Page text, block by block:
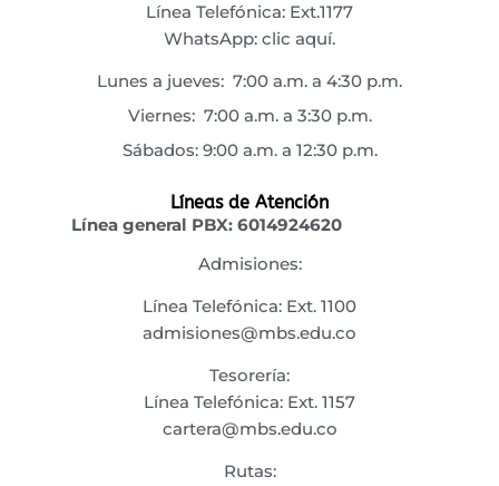
Línea Telefónica: Ext.1177
WhatsApp: clic aquí.
Lunes a jueves: 7:00 a.m. a 4:30 p.m.
Viernes: 7:00 a.m. a 3:30 p.m.
Sábados: 9:00 a.m. a 12:30 p.m.
Líneas de Atención
Línea general PBX: 6014924620
Admisiones:
Línea Telefónica: Ext. 1100
admisiones@mbs.edu.co
Tesorería:
Línea Telefónica: Ext. 1157
cartera@mbs.edu.co
Rutas: